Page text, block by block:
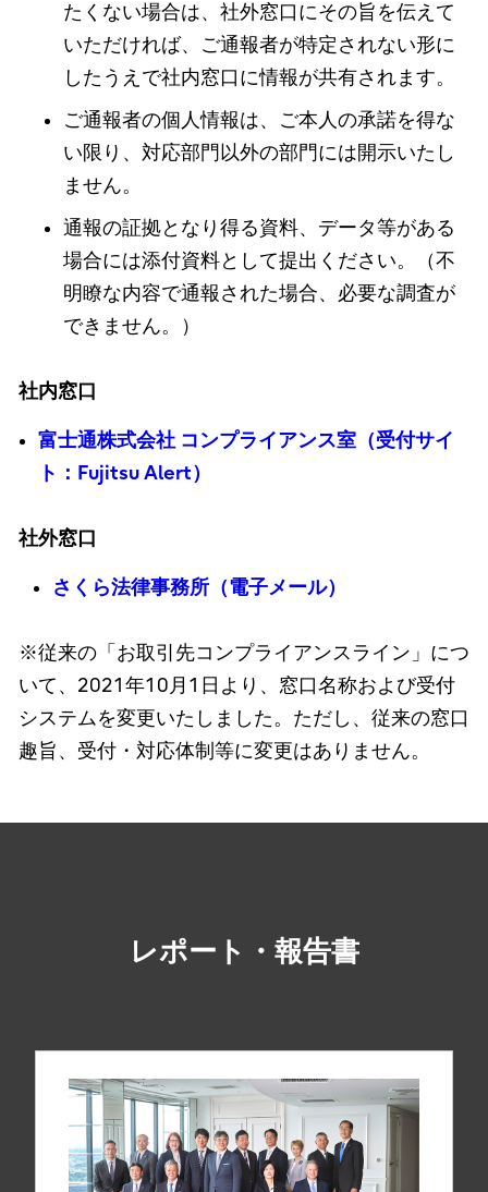
たくない場合は、社外窓口にその旨を伝えて
いただければ、ご通報者が特定されない形に
したうえで社内窓口に情報が共有されます。
ご通報者の個人情報は、ご本人の承諾を得な
い限り、対応部門以外の部門には開示いたし
ません。
通報の証拠となり得る資料、データ等がある
場合には添付資料として提出ください。（不
明瞭な内容で通報された場合、必要な調査が
できません。）
社内窓口
富士通株式会社 コンプライアンス室（受付サイ
ト：Fujitsu Alert）
社外窓口
さくら法律事務所（電子メール）
※従来の「お取引先コンプライアンスライン」につ
いて、2021年10月1日より、窓口名称および受付
システムを変更いたしました。ただし、従来の窓口
趣旨、受付・対応体制等に変更はありません。
レポート・報告書